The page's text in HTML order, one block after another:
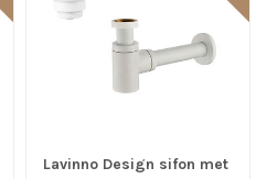
Lavinno Design sifon met